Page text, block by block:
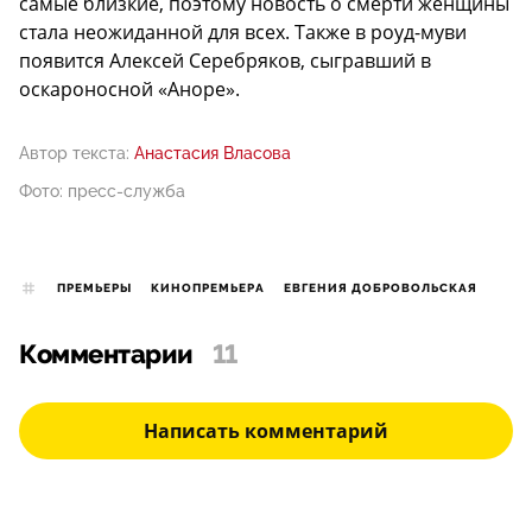
стала неожиданной для всех. Также в роуд-муви
появится Алексей Серебряков, сыгравший в
оскароносной «Аноре».
Автор текста: Анастасия Власова
Фото: пресс-служба
ПРЕМЬЕРЫ КИНОПРЕМЬЕРА ЕВГЕНИЯ ДОБРОВОЛЬСКАЯ
Комментарии 11
Написать комментарий